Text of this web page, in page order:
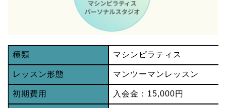
種類 マシンピラティス
レッスン形態 マンツーマンレッスン
初期費用 入会金：15,000円